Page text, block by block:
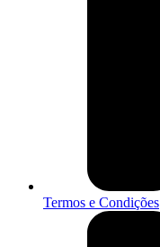
Termos e Condições